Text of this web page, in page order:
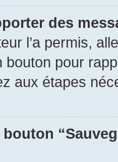
des
l’a permis,
bouton pour
aux étapes